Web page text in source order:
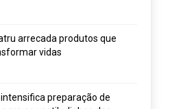
arrecada produtos que
vidas
preparação de